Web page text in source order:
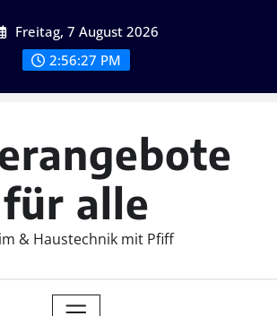
Freitag, 7 August 2026
2:56:28 PM
für alle
& Haustechnik mit Pfiff